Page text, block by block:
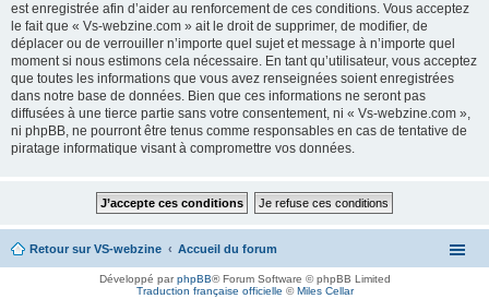
est enregistrée afin d’aider au renforcement de ces conditions. Vous acceptez
le fait que « Vs-webzine.com » ait le droit de supprimer, de modifier, de
déplacer ou de verrouiller n’importe quel sujet et message à n’importe quel
moment si nous estimons cela nécessaire. En tant qu’utilisateur, vous acceptez
que toutes les informations que vous avez renseignées soient enregistrées
dans notre base de données. Bien que ces informations ne seront pas
diffusées à une tierce partie sans votre consentement, ni « Vs-webzine.com »,
ni phpBB, ne pourront être tenus comme responsables en cas de tentative de
piratage informatique visant à compromettre vos données.
Retour sur VS-webzine Accueil du forum
Développé parphpBB® Forum Software © phpBB Limited
Traduction française officielle ©Miles Cellar